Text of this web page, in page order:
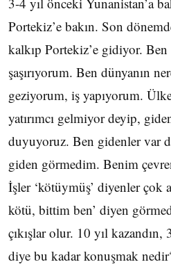
Portekiz’e bakın. Son
kalkıp Portekiz’e gidiyor. Ben
şaşırıyorum. Ben dünyanın
geziyorum, iş yapıyorum.
yatırımcı gelmiyor deyip,
duyuyoruz. Ben gidenler var
giden görmedim. Benim
İşler ‘kötüymüş’ diyenler çok
kötü, bittim ben’ diyen
çıkışlar olur. 10 yıl
diye bu kadar konuşmak